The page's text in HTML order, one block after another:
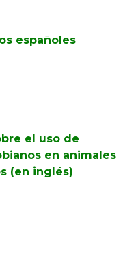
españoles
el uso de
en animales
(en inglés)